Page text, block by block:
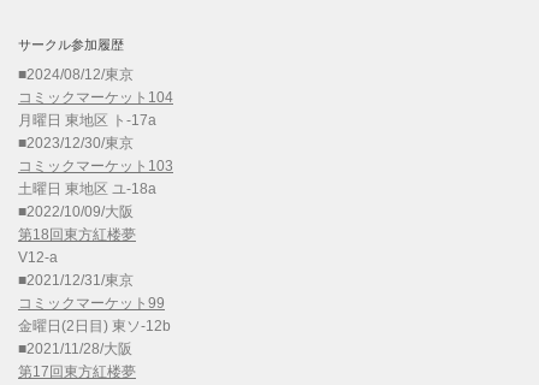
サークル参加履歴
■2024/08/12/東京
コミックマーケット104
月曜日 東地区 ト-17a
■2023/12/30/東京
コミックマーケット103
土曜日 東地区 ユ-18a
■2022/10/09/大阪
第18回東方紅楼夢
V12-a
■2021/12/31/東京
コミックマーケット99
金曜日(2日目) 東ソ-12b
■2021/11/28/大阪
第17回東方紅楼夢